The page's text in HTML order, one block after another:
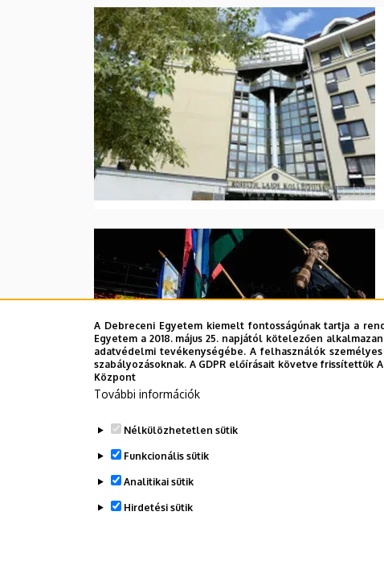
Oldalszámozás
A Debreceni Egyetem kiemelt fontosságúnak tartja a
Egyetem a 2018. május 25. napjától kötelezően
adatvédelmi tevékenységébe. A felhasználók
szabályozásoknak. A GDPR előírásait követve
Központ
További információk
Nélkülözhetetlen sütik
Funkcionális sütik
Analitikai sütik
Hirdetési sütik